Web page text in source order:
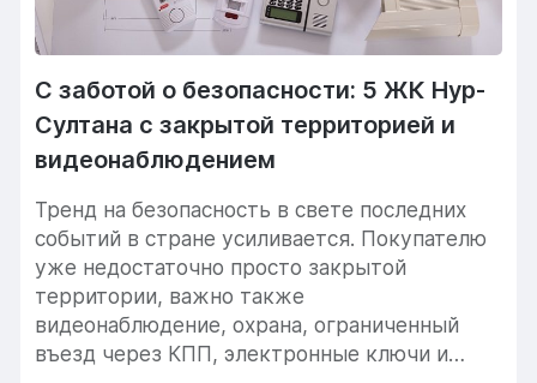
С заботой о безопасности: 5 ЖК Нур-
Султана с закрытой территорией и
видеонаблюдением
Тренд на безопасность в свете последних
событий в стране усиливается. Покупателю
уже недостаточно просто закрытой
территории, важно также
видеонаблюдение, охрана, ограниченный
въезд через КПП, электронные ключи и